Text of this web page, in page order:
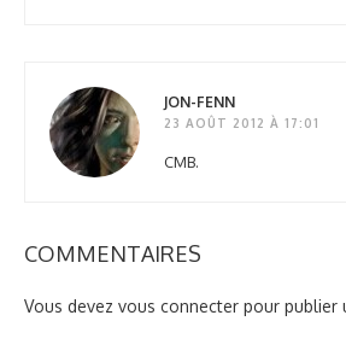
JON-FENN
23 AOÛT 2012 À 17:01
CMB.
COMMENTAIRES
Vous devez vous connecter pour publier